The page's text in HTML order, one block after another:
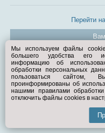
Перейти
©
Мы используем файлы
большего удобства его
информацию об
обработки персональных
пользоваться сайтом,
проинформированы об
нашими правилами
отключить файлы cookies в